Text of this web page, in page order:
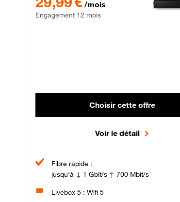
/mois
Engagement 12 mois
Choisir cette offre
Voir le détail
Fibre rapide :
jusqu'à ↓ 1 Gbit/s ↑ 700 Mbit/s
Livebox 5 : Wifi 5